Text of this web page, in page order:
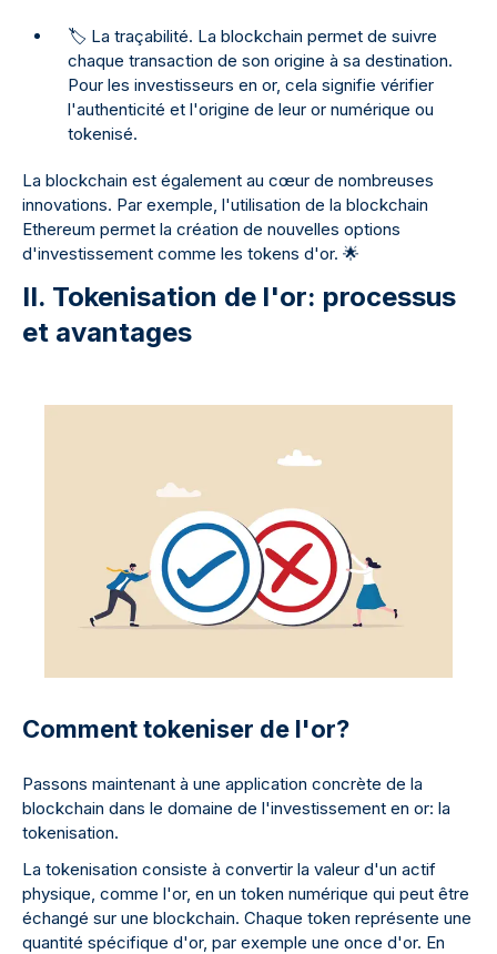
🏷️ La traçabilité. La blockchain permet de suivre
chaque transaction de son origine à sa destination.
Pour les investisseurs en or, cela signifie vérifier
l'authenticité et l'origine de leur or numérique ou
tokenisé.
La blockchain est également au cœur de nombreuses
innovations. Par exemple, l'utilisation de la blockchain
Ethereum permet la création de nouvelles options
d'investissement comme les tokens d'or. 🌟
II. Tokenisation de l'or: processus
et avantages
Comment tokeniser de l'or?
Passons maintenant à une application concrète de la
blockchain dans le domaine de l'investissement en or: la
tokenisation.
La tokenisation consiste à convertir la valeur d'un actif
physique, comme l'or, en un token numérique qui peut être
échangé sur une blockchain. Chaque token représente une
quantité spécifique d'or, par exemple une once d'or. En